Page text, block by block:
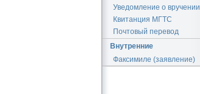
Уведомление о вручении
Квитанция МГТС
Почтовый перевод
Внутренние
Факсимиле (заявление)